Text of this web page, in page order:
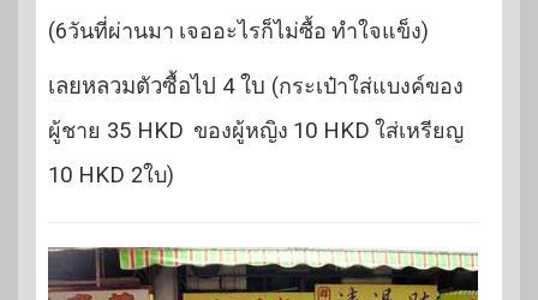
(6วันที่ผ่านมา เจออะไรก็ไม่ซื้อ ทำใจแข็ง)
เลยหลวมตัวซื้อไป 4 ใบ (กระเป๋าใส่แบงค์ของ
ผู้ชาย 35 HKD ของผู้หญิง 10 HKD ใส่เหรียญ
10 HKD 2ใบ)